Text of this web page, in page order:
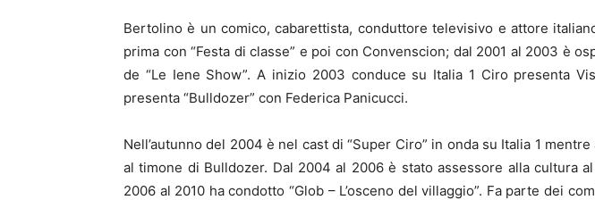
Bertolino è un comico, cabarettista, conduttore televisivo e attore
prima con “Festa di classe” e poi con Convenscion; dal 2001 al 2003 è
de “Le Iene Show”. A inizio 2003 conduce su Italia 1 Ciro presenta
presenta “Bulldozer” con Federica Panicucci.
Nell’autunno del 2004 è nel cast di “Super Ciro” in onda su Italia 1
al timone di Bulldozer. Dal 2004 al 2006 è stato assessore alla cultura
2006 al 2010 ha condotto “Glob – L’osceno del villaggio”. Fa parte dei